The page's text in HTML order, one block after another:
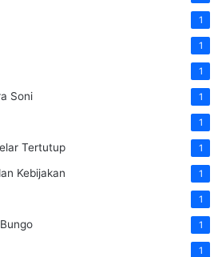
1
1
1
Soni 1
1
Tertutup 1
Kebijakan 1
1
1
1